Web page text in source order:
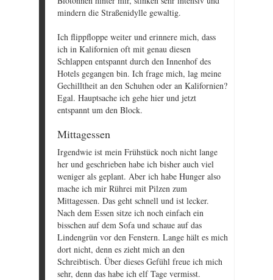
mindern die Straßenidylle gewaltig.
Ich flippfloppe weiter und erinnere mich, dass
ich in Kalifornien oft mit genau diesen
Schlappen entspannt durch den Innenhof des
Hotels gegangen bin. Ich frage mich, lag meine
Gechilltheit an den Schuhen oder an Kalifornien?
Egal. Hauptsache ich gehe hier und jetzt
entspannt um den Block.
Mittagessen
Irgendwie ist mein Frühstück noch nicht lange
her und geschrieben habe ich bisher auch viel
weniger als geplant. Aber ich habe Hunger also
mache ich mir Rührei mit Pilzen zum
Mittagessen. Das geht schnell und ist lecker.
Nach dem Essen sitze ich noch einfach ein
bisschen auf dem Sofa und schaue auf das
Lindengrün vor den Fenstern. Lange hält es mich
dort nicht, denn es zieht mich an den
Schreibtisch. Über dieses Gefühl freue ich mich
sehr, denn das habe ich elf Tage vermisst.